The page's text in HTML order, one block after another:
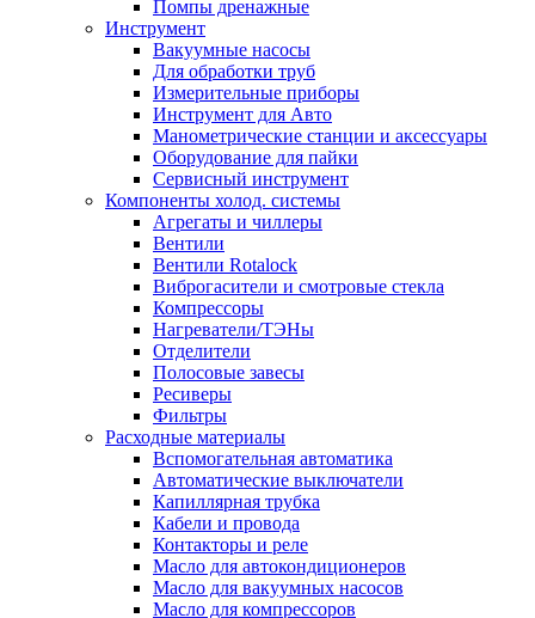
Помпы дренажные
Инструмент
Вакуумные насосы
Для обработки труб
Измерительные приборы
Инструмент для Авто
Манометрические станции и аксессуары
Оборудование для пайки
Сервисный инструмент
Компоненты холод. системы
Агрегаты и чиллеры
Вентили
Вентили Rotalock
Виброгасители и смотровые стекла
Компрессоры
Нагреватели/ТЭНы
Отделители
Полосовые завесы
Ресиверы
Фильтры
Расходные материалы
Вспомогательная автоматика
Автоматические выключатели
Капиллярная трубка
Кабели и провода
Контакторы и реле
Масло для автокондиционеров
Масло для вакуумных насосов
Масло для компрессоров